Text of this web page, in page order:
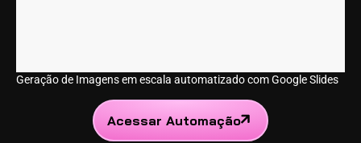
Geração de Imagens em escala automatizado com Google Slides
Acessar Automação